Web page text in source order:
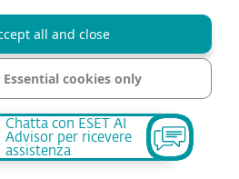
di vendita
Mappa del sito
i diritti riservati, i marchi commerciali utilizzati
di ESET, spol. s r.o. o ESET North America.
registrati delle rispettive società. - ESET
s.r.l. P.IVA 10707640966
Chatta con ESET AI
Advisor per ricevere
assistenza
all and close
Essential cookies only
Manage cookies